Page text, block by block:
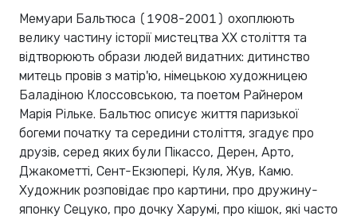
Мемуари Бальтюса (1908-2001) охоплюють
велику частину історії мистецтва XX століття та
відтворюють образи людей видатних: дитинство
митець провів з матір'ю, німецькою художницею
Баладіною Клоссовською, та поетом Райнером
Марія Рільке. Бальтюс описує життя паризької
богеми початку та середини століття, згадує про
друзів, серед яких були Пікассо, Дерен, Арто,
Джакометті, Сент-Екзюпері, Куля, Жув, Камю.
Художник розповідає про картини, про дружину-
японку Сецуко, про дочку Харумі, про кішок, які часто